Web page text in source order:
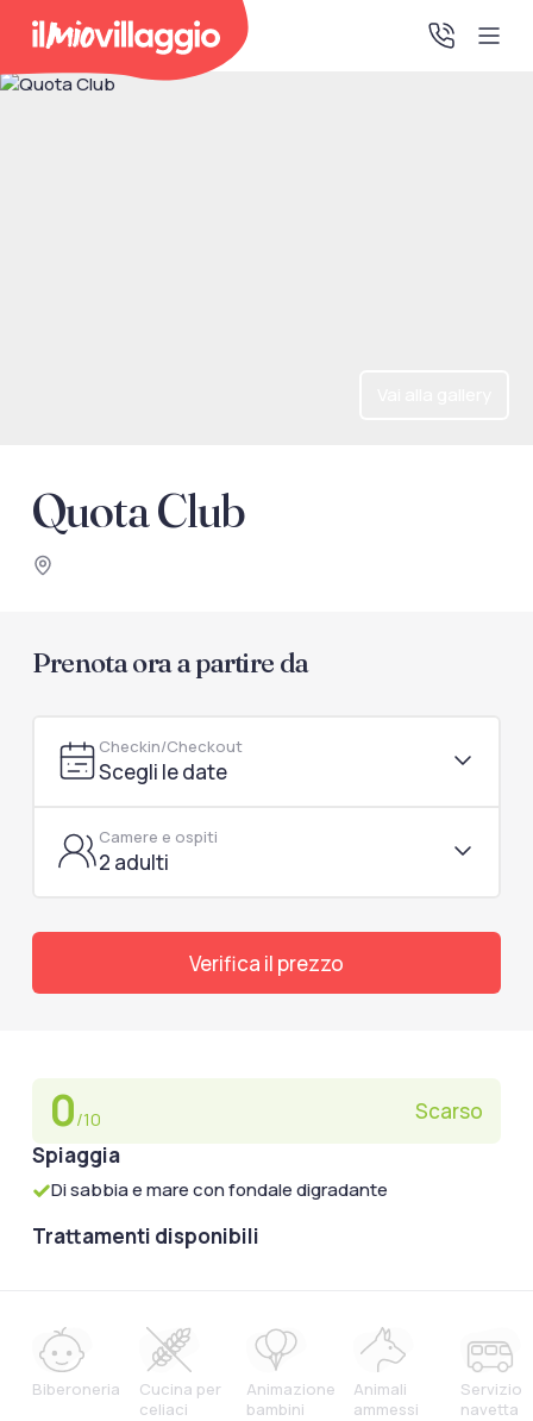
Accedi alla tua area riservata per vedere i tuoi preventivi
e le tue pratiche, gestire i pagamenti e scaricare i tuoi
documenti di viaggio.
Quota Club
Prenota ora a partire da
Checkin/Checkout
Scegli le date
Camere e ospiti
2 adulti
Verifica il prezzo
0/10
Scarso
Spiaggia
Di sabbia e mare con fondale digradante
Trattamenti disponibili
Biberoneria
Cucina per
celiaci
Animazione
bambini
Animali
ammessi
Servizio
navetta